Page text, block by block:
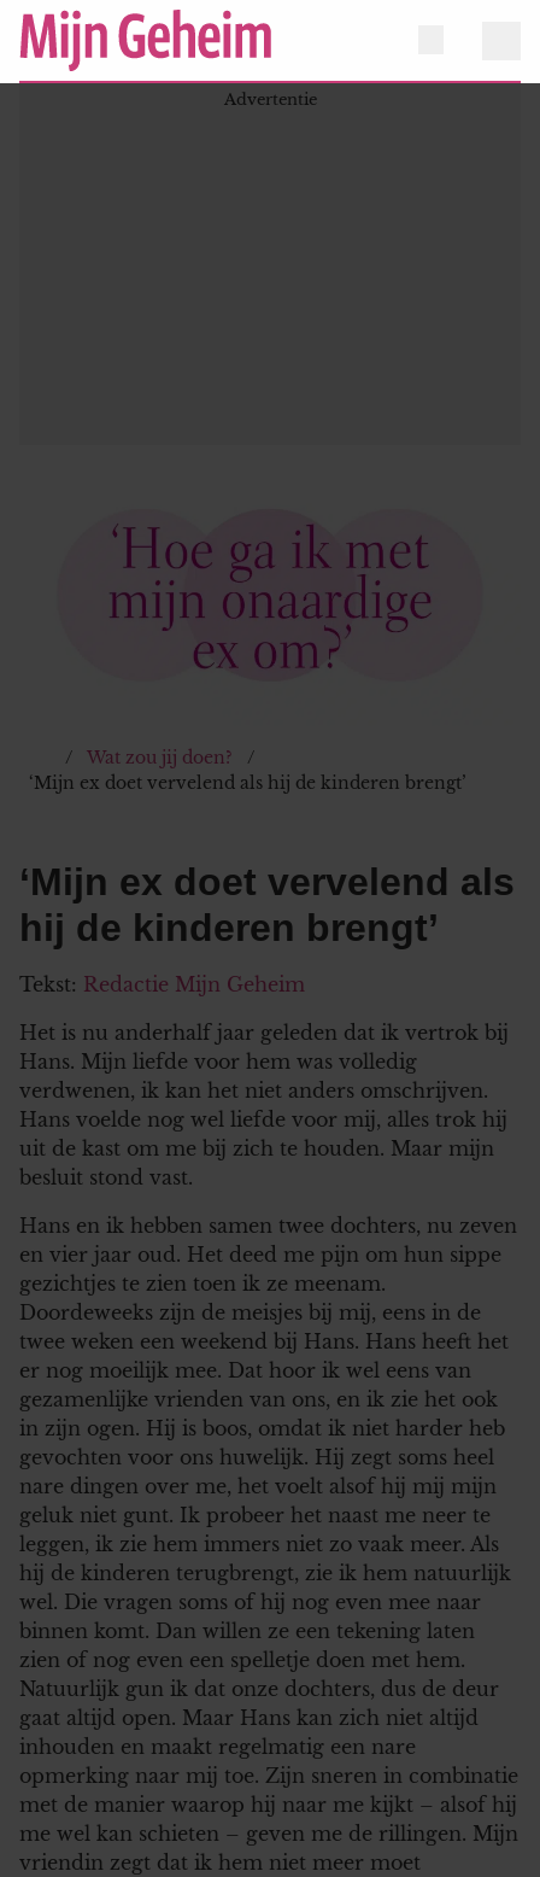
Wat zou jij doen?
‘Mijn ex doet vervelend als hij de kinderen brengt’
‘Mijn ex doet vervelend als
hij de kinderen brengt’
Tekst: Redactie Mijn Geheim
Het is nu anderhalf jaar geleden dat ik vertrok bij
Hans. Mijn liefde voor hem was volledig
verdwenen, ik kan het niet anders omschrijven.
Hans voelde nog wel liefde voor mij, alles trok hij
uit de kast om me bij zich te houden. Maar mijn
besluit stond vast.
Hans en ik hebben samen twee dochters, nu zeven
en vier jaar oud. Het deed me pijn om hun sippe
gezichtjes te zien toen ik ze meenam.
Doordeweeks zijn de meisjes bij mij, eens in de
twee weken een weekend bij Hans. Hans heeft het
er nog moeilijk mee. Dat hoor ik wel eens van
gezamenlijke vrienden van ons, en ik zie het ook
in zijn ogen. Hij is boos, omdat ik niet harder heb
gevochten voor ons huwelijk. Hij zegt soms heel
nare dingen over me, het voelt alsof hij mij mijn
geluk niet gunt. Ik probeer het naast me neer te
leggen, ik zie hem immers niet zo vaak meer. Als
hij de kinderen terugbrengt, zie ik hem natuurlijk
wel. Die vragen soms of hij nog even mee naar
binnen komt. Dan willen ze een tekening laten
zien of nog even een spelletje doen met hem.
Natuurlijk gun ik dat onze dochters, dus de deur
gaat altijd open. Maar Hans kan zich niet altijd
inhouden en maakt regelmatig een nare
opmerking naar mij toe. Zijn sneren in combinatie
met de manier waarop hij naar me kijkt – alsof hij
me wel kan schieten – geven me de rillingen. Mijn
vriendin zegt dat ik hem niet meer moet